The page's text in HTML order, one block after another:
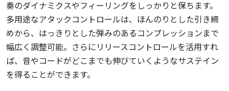
奏のダイナミクスやフィーリングをしっかりと保ちます。
多用途なアタックコントロールは、ほんのりとした引き締
めから、はっきりとした弾みのあるコンプレッションまで
幅広く調整可能。さらにリリースコントロールを活用すれ
ば、音やコードがどこまでも伸びていくようなサステイン
を得ることができます。